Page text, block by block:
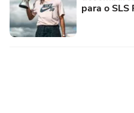
para o SLS